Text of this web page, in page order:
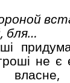
бля…
не є